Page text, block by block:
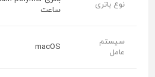
نوع باتری
ساعت
سیستم
عامل
macOS